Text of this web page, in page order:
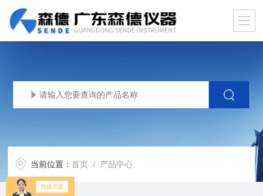
当前位置：首页 / 产品中心